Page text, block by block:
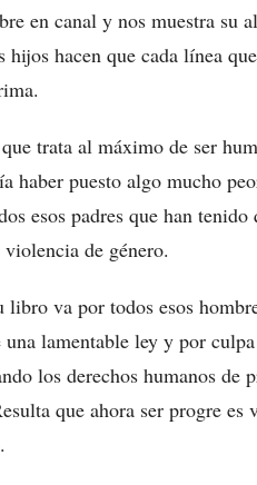
en canal y nos muestra su
hacen que cada línea
trata al máximo de ser
haber puesto algo mucho
esos padres que han
de género.
va por todos esos
lamentable ley y por
los derechos humanos de
que ahora ser progre es